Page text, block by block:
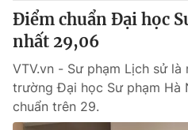
Điểm chuẩn Đại học
nhất 29,06
VTV.vn - Sư phạm Lịch sử là
trường Đại học Sư phạm Hà
chuẩn trên 29.